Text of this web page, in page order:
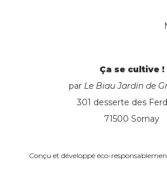
Ça se cultive !
par Le Biau Jardin de
301 desserte des
71500 Sornay
Conçu et développé éco-